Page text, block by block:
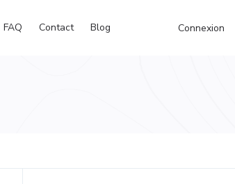
FAQ Contact Blog Connexion